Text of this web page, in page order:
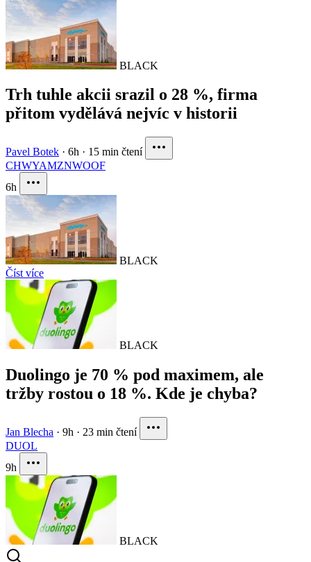
BLACK
Trh tuhle akcii srazil o 28 %, firma
přitom vydělává nejvíc v historii
Pavel Botek · 6h · 15 min čtení
CHWYAMZNWOOF
6h
BLACK
Číst více
BLACK
Duolingo je 70 % pod maximem, ale
tržby rostou o 18 %. Kde je chyba?
Jan Blecha · 9h · 23 min čtení
DUOL
9h
BLACK